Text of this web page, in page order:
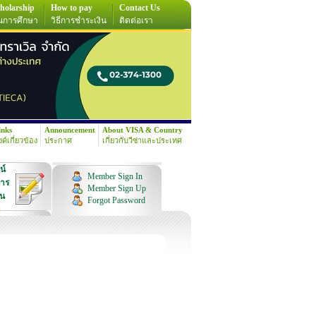
การศึกษา
How to pay
วิธีการชำระเงิน
Contact Us
ติดต่อเรา
ค์เกี่ยวข้อง
Announcement
ประกาศ
About VISA & Country
เกี่ยวกับวีซ่าและประเทศ
ร
Member Sign In
Member Sign Up
Forgot Password